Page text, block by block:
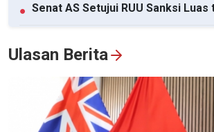
● Senat AS Setujui RUU Sanksi Luas
Vietnam dan Thailand
Lihat semua
Ulasan Berita